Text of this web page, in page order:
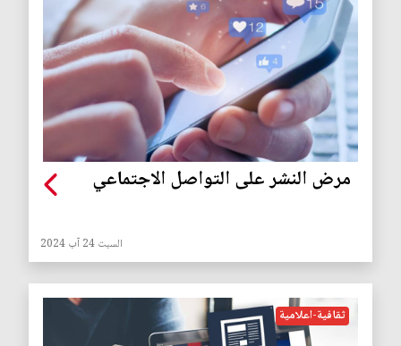
مرض النشر على التواصل الاجتماعي
السبت 24 آب 2024
ثقافية-اعلامية